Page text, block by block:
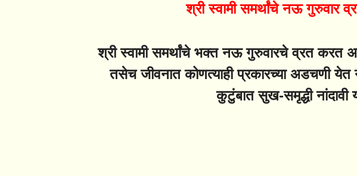
श्री स्वामी समर्थांचे नऊ गुरुवार
श्री स्वामी समर्थांचे भक्त नऊ गुरुवारचे व्रत करत
तसेच जीवनात कोणत्याही प्रकारच्या अडचणी येत
कुटुंबात सुख-समृद्धी नांदावी